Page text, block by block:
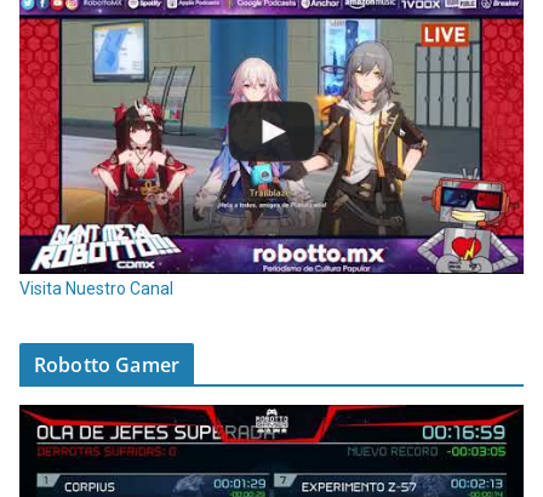
Visita Nuestro Canal
Robotto Gamer